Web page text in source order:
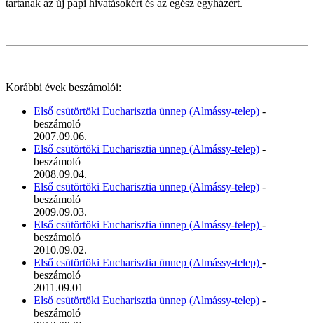
tartanak az új papi hivatásokért és az egész egyházért.
Korábbi évek beszámolói:
Első csütörtöki Eucharisztia ünnep (Almássy-telep) -
beszámoló
2007.09.06.
Első csütörtöki Eucharisztia ünnep (Almássy-telep) -
beszámoló
2008.09.04.
Első csütörtöki Eucharisztia ünnep (Almássy-telep) -
beszámoló
2009.09.03.
Első csütörtöki Eucharisztia ünnep (Almássy-telep) -
beszámoló
2010.09.02.
Első csütörtöki Eucharisztia ünnep (Almássy-telep) -
beszámoló
2011.09.01
Első csütörtöki Eucharisztia ünnep (Almássy-telep) -
beszámoló